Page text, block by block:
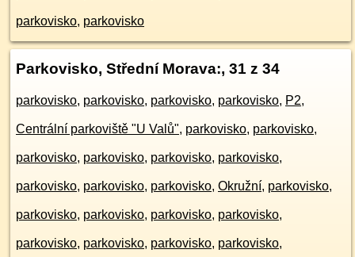
parkovisko, parkovisko
Parkovisko, Střední Morava:, 31 z 34
parkovisko, parkovisko, parkovisko, parkovisko, P2,
Centrální parkoviště "U Valů", parkovisko, parkovisko,
parkovisko, parkovisko, parkovisko, parkovisko,
parkovisko, parkovisko, parkovisko, Okružní, parkovisko,
parkovisko, parkovisko, parkovisko, parkovisko,
parkovisko, parkovisko, parkovisko, parkovisko,